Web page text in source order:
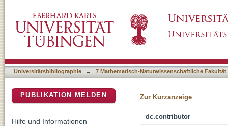
emotion
Universitätsbibliographie → 7 Mathematisch-Naturwissenschaftliche Fakultät
Zur Kurzanzeige
dc.contributor
PUBLIKATION MELDEN
Hilfe und Informationen